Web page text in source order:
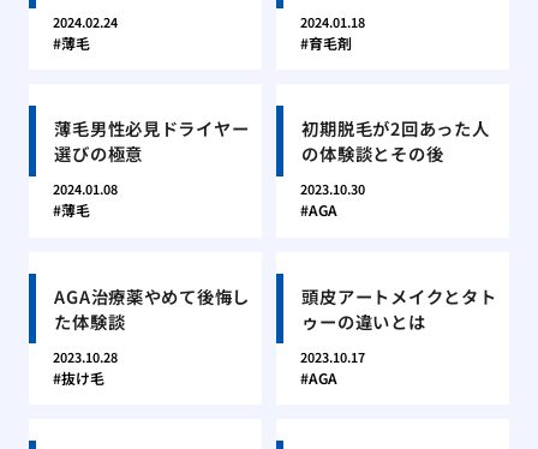
2024.02.24
薄毛
2024.01.18
育毛剤
薄毛男性必見ドライヤー
選びの極意
2024.01.08
薄毛
初期脱毛が2回あった人
の体験談とその後
2023.10.30
AGA
AGA治療薬やめて後悔し
た体験談
2023.10.28
抜け毛
頭皮アートメイクとタト
ゥーの違いとは
2023.10.17
AGA